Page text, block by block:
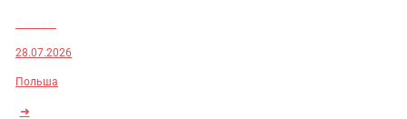
28.07.2026
Польша
➜